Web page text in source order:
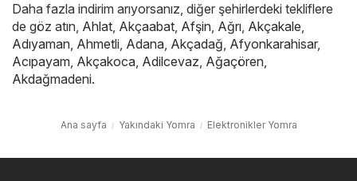
Daha fazla indirim arıyorsanız, diğer şehirlerdeki tekliflere
de göz atın, Ahlat, Akçaabat, Afşin, Ağrı, Akçakale,
Adıyaman, Ahmetli, Adana, Akçadağ, Afyonkarahisar,
Acıpayam, Akçakoca, Adilcevaz, Ağaçören,
Akdağmadeni.
Ana sayfa Yakındaki Yomra Elektronikler Yomra